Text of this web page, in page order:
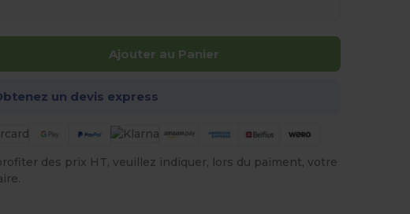
Ajouter au Panier
un devis express
des prix HT, veuillez indiquer, lors du paiment, votre